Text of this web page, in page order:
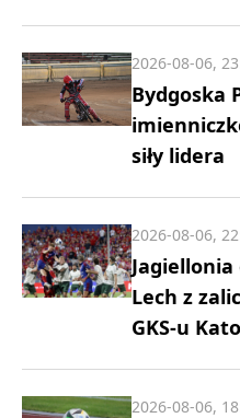
Bydgoska
siły lidera
2026-08-06,
Jagiellonia
Lech z
GKS-u
2026-08-06,
2026-08-06,